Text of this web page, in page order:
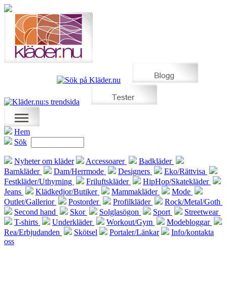
Hem
Sök
Nyheter om kläder Accessoarer
Badkläder
Barnkläder
Dam/Herrmode Designers
Eko/Rättvisa
Festkläder/Uthyrning
Friluftskläder
HipHop/Skatekläder
Jeans
Klädkedjor/Butiker Mammakläder
Mode
Outlet/Gallerior
Postorder Profilkläder
Rock/Metal/Goth
Second hand
Skor Solglasögon Sport
Streetwear
T-shirts
Underkläder Workout/Gym
Modebloggar
Rea/Erbjudanden
Skötsel Portaler/Länkar
Info/kontakta
oss